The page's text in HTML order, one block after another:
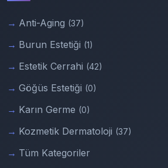
Anti-Aging (37)
Burun Estetiği (1)
Estetik Cerrahi (42)
Göğüs Estetiği (0)
Karın Germe (0)
Kozmetik Dermatoloji (37)
Tüm Kategoriler